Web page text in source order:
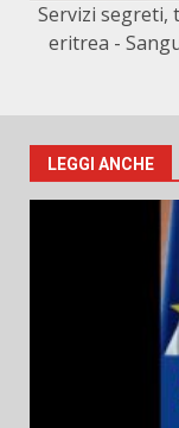
Servizi segreti,
eritrea -
LEGGI ANCHE